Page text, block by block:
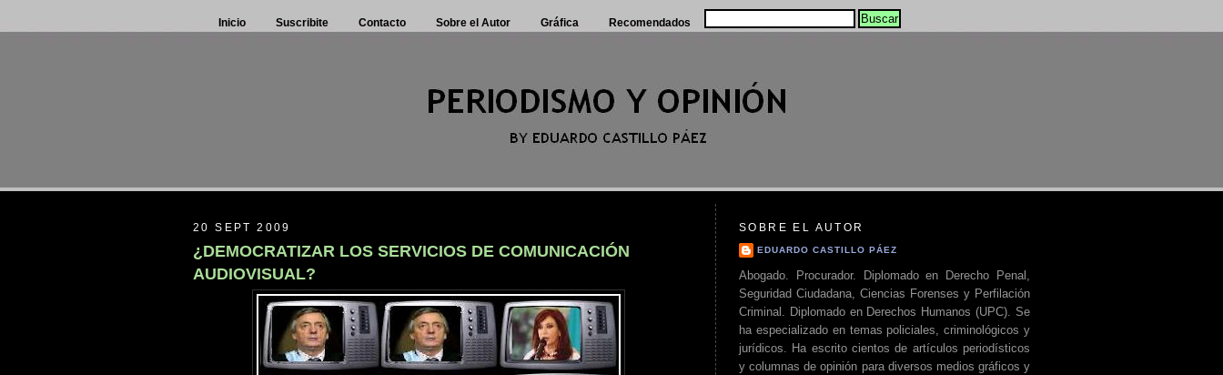
Inicio Suscribite Contacto Sobre el Autor Gráfica Recomendados
20 SEPT 2009
¿DEMOCRATIZAR LOS SERVICIOS DE COMUNICACIÓN
AUDIOVISUAL?
SOBRE EL AUTOR
EDUARDO CASTILLO PÁEZ
Abogado. Procurador. Diplomado en Derecho Penal,
Seguridad Ciudadana, Ciencias Forenses y Perfilación
Criminal. Diplomado en Derechos Humanos (UPC). Se
ha especializado en temas policiales, criminológicos y
jurídicos. Ha escrito cientos de artículos periodísticos
y columnas de opinión para diversos medios gráficos y